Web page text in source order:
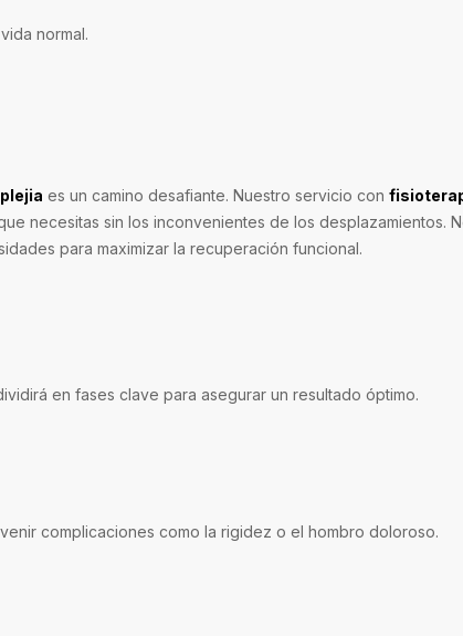
normal.
es un camino desafiante. Nuestro servicio con
necesitas sin los inconvenientes de los desplazamientos.
para maximizar la recuperación funcional.
en fases clave para asegurar un resultado óptimo.
complicaciones como la rigidez o el hombro doloroso.